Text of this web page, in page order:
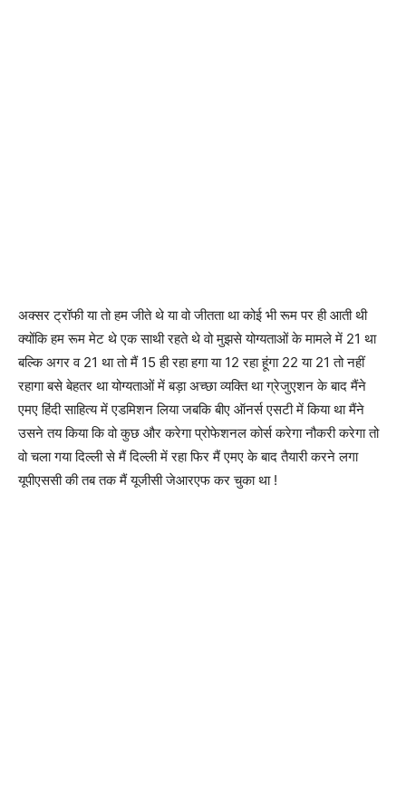
अक्सर ट्रॉफी या तो हम जीते थे या वो जीतता था कोई भी रूम पर ही आती थी
क्योंकि हम रूम मेट थे एक साथी रहते थे वो मुझसे योग्यताओं के मामले में 21 था
बल्कि अगर व 21 था तो मैं 15 ही रहा हगा या 12 रहा हूंगा 22 या 21 तो नहीं
रहागा बसे बेहतर था योग्यताओं में बड़ा अच्छा व्यक्ति था ग्रेजुएशन के बाद मैंने
एमए हिंदी साहित्य में एडमिशन लिया जबकि बीए ऑनर्स एसटी में किया था मैंने
उसने तय किया कि वो कुछ और करेगा प्रोफेशनल कोर्स करेगा नौकरी करेगा तो
वो चला गया दिल्ली से मैं दिल्ली में रहा फिर मैं एमए के बाद तैयारी करने लगा
यूपीएससी की तब तक मैं यूजीसी जेआरएफ कर चुका था !